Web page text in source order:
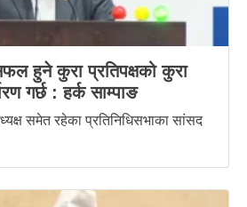
हुने कुरा प्रतिपक्षको कुरा
गर्छ : हर्क साम्पाङ
समेत रहेका प्रतिनिधिसभाका सांसद